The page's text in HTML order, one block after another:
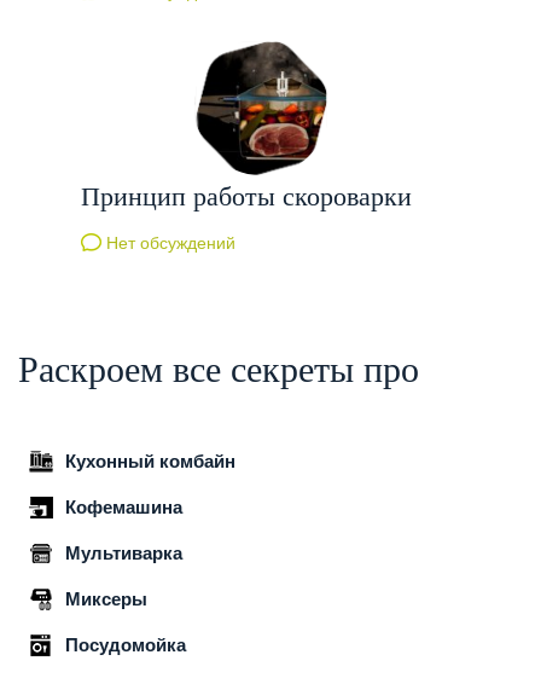
Принцип работы скороварки
Нет обсуждений
Раскроем все секреты про
Кухонный комбайн
Кофемашина
Мультиварка
Миксеры
Посудомойка